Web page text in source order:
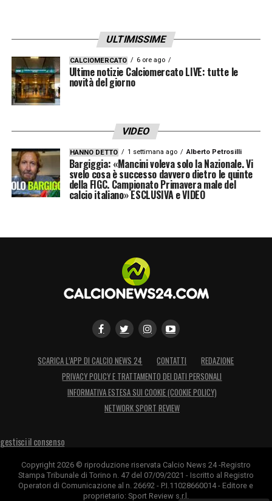
ULTIMISSIME
CALCIOMERCATO 6 ore ago
Ultime notizie Calciomercato LIVE: tutte le
novità del giorno
VIDEO
HANNO DETTO 1 settimana ago Alberto Petrosilli
Bargiggia: «Mancini voleva solo la Nazionale. Vi
svelo cosa è successo davvero dietro le quinte
della FIGC. Campionato Primavera male del
calcio italiano» ESCLUSIVA e VIDEO
SCARICA L’APP DI CALCIO NEWS 24 CONTATTI
REDAZIONE
PRIVACY POLICY E TRATTAMENTO DEI DATI PERSONALI
INFORMATIVA ESTESA SUI COOKIE (COOKIE POLICY)
NETWORK SPORT REVIEW
gestisci il consenso
Copyright 2026 © riproduzione riservata Calcio News 24 -Registro
Stampa Tribunale di Torino n. 47 del 07/09/2021 - Iscritto al Registro
Operatori di Comunicazione al n. 26692 - P.I.11028660014 - Editore e
proprietario: Sport Review s.r.l.